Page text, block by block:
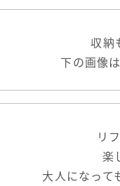
収納
下の画像
リ
楽
大人になって